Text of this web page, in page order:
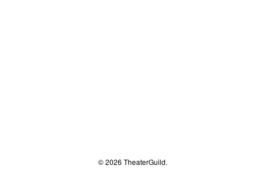
© 2026 TheaterGuild.